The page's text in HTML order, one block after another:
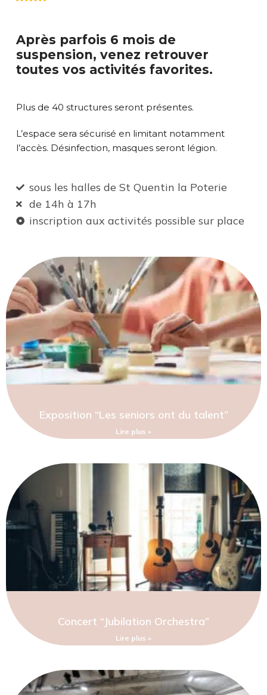
Après parfois 6 mois de
suspension, venez retrouver
toutes vos activités favorites.
Plus de 40 structures seront présentes.
L’espace sera sécurisé en limitant notamment
l’accès. Désinfection, masques seront légion.
sous les halles de St Quentin la Poterie
de 14h à 17h
inscription aux activités possible sur place
Exposition “Les seniors ont du talent”
Lire plus »
Concert “Jubilation Orchestra”
Lire plus »